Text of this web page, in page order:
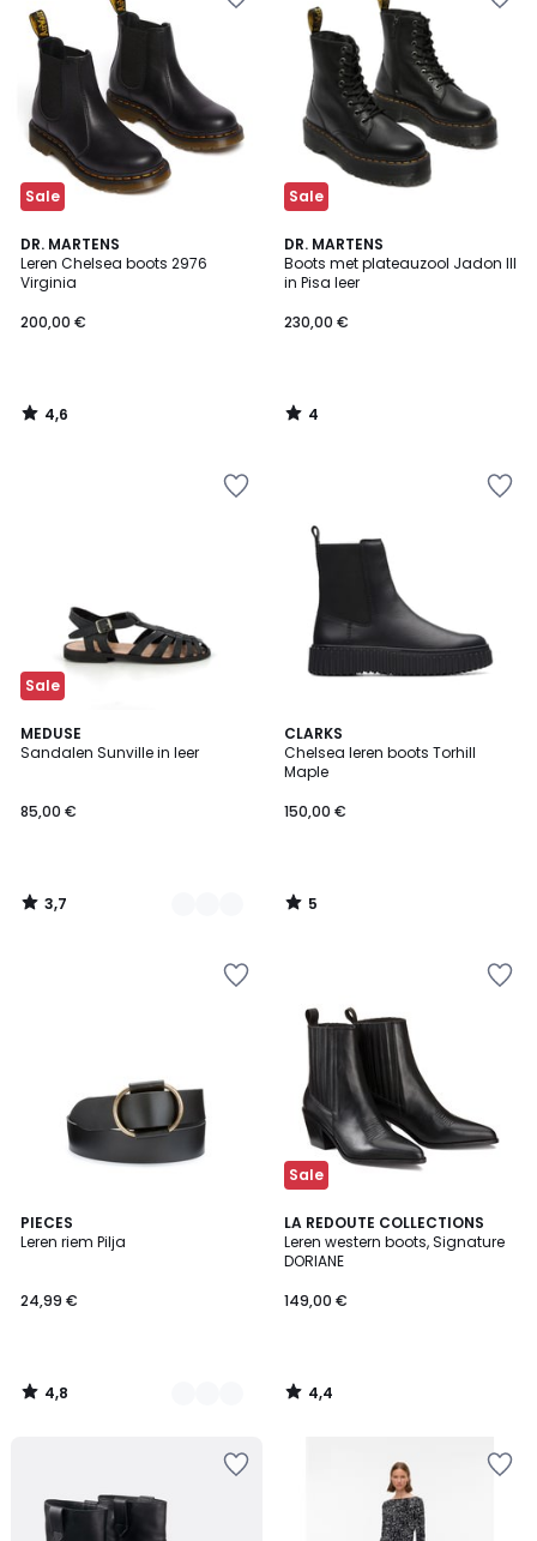
Sale
DR. MARTENS
Leren Chelsea boots 2976
Virginia
200,00 €
4,6
/ 5
4,6
/
Sale
DR. MARTENS
Boots met plateauzool Jadon III
in Pisa leer
230,00 €
4
/
5
4
/
Sale
MEDUSE
Sandalen Sunville in leer
85,00 €
3,7
/ 5
5
Kleuren
3,7
/
CLARKS
Chelsea leren boots Torhill
Maple
150,00 €
5
/
5
5
/
PIECES
Leren riem Pilja
24,99 €
4,8
/ 5
2
Kleuren
4,8
/
Sale
LA REDOUTE COLLECTIONS
Leren western boots, Signature
DORIANE
149,00 €
4,4
/ 5
4,4
/